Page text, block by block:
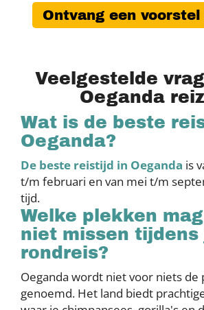
Ontvang een
Veelgestelde
Oeganda
Wat is de beste
Oeganda?
De beste reistijd in Oeganda is
t/m februari en van mei t/m
tijd.
Welke plekken
niet missen tijdens
rondreis?
Oeganda wordt niet voor niets de
genoemd. Het land biedt